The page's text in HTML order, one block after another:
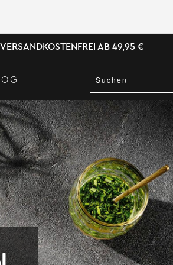
VERSANDKOSTENFREI AB 49,95 €